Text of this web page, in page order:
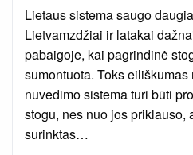
Lietaus sistema saugo
Lietvamzdžiai ir latakai
pabaigoje, kai pagrindinė
sumontuota. Toks
nuvedimo sistema turi būti
stogu, nes nuo jos priklauso,
surinktas…